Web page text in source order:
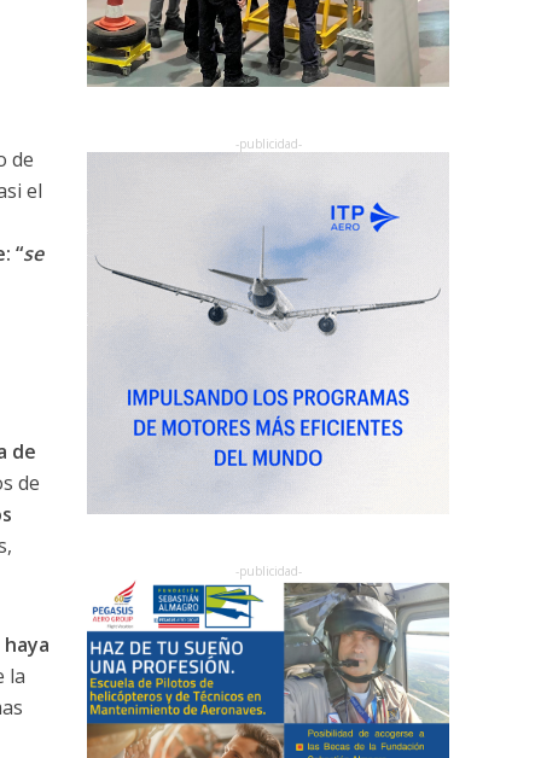
de
el
“se
de
de
la